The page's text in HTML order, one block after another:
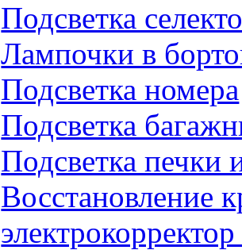
Подсветка
Лампочки в
Подсветка номера
Подсветка
Подсветка печки
Восстановление